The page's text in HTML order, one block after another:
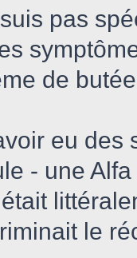
pas
de
eu des
- une
le